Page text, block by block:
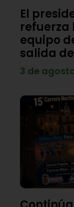
El
refuerza
equipo
salida
3 de